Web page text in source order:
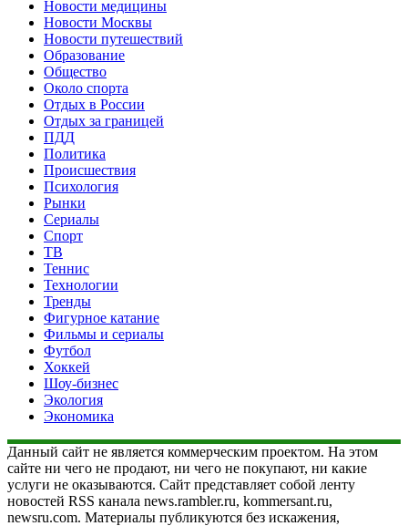
Новости медицины
Новости Москвы
Новости путешествий
Образование
Общество
Около спорта
Отдых в России
Отдых за границей
ПДД
Политика
Происшествия
Психология
Рынки
Сериалы
Спорт
ТВ
Теннис
Технологии
Тренды
Фигурное катание
Фильмы и сериалы
Футбол
Хоккей
Шоу-бизнес
Экология
Экономика
Данный сайт не является коммерческим проектом. На этом
сайте ни чего не продают, ни чего не покупают, ни какие
услуги не оказываются. Сайт представляет собой ленту
новостей RSS канала news.rambler.ru, kommersant.ru,
newsru.com. Материалы публикуются без искажения,